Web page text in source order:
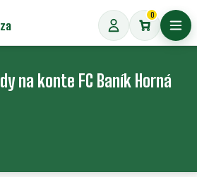
0
na konte FC Baník Horná